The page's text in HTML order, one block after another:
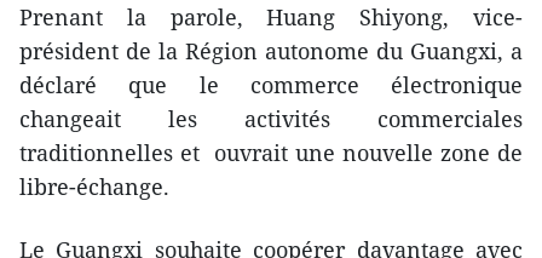
Prenant la parole, Huang Shiyong, vice-
président de la Région autonome du Guangxi, a
déclaré que le commerce électronique
changeait les activités commerciales
traditionnelles et ouvrait une nouvelle zone de
libre-échange.
Le Guangxi souhaite coopérer davantage avec